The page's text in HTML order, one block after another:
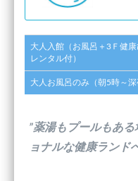
大人入館（お風呂＋3Ｆ健
レンタル付）
大人お風呂のみ（朝5時～深
”薬湯もプールもあ
ョナルな健康ランド